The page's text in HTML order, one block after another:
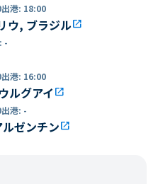
出港: 18:00
ウ, ブラジルopen_in_new
: -
出港: 16:00
ルグアイ open_in_new
出港: -
ゼンチンopen_in_new